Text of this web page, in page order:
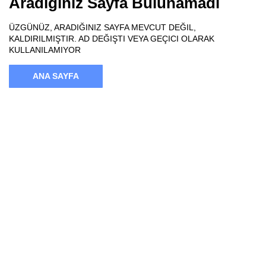
ÜZGÜNÜZ, ARADIĞINIZ SAYFA MEVCUT DEĞIL,
KALDIRILMIŞTIR. AD DEĞIŞTI VEYA GEÇICI OLARAK
KULLANILAMIYOR
ANA SAYFA